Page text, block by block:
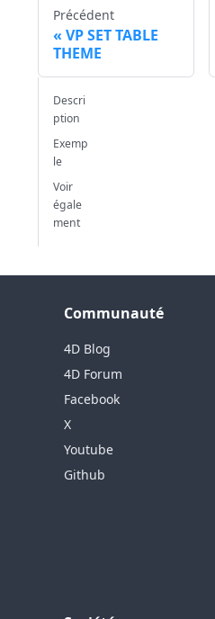
Précédent
VP SET TABLE
THEME
Descri
ption
Exemp
le
Voir
égale
ment
Communauté
4D Blog
4D Forum
Facebook
X
Youtube
Github